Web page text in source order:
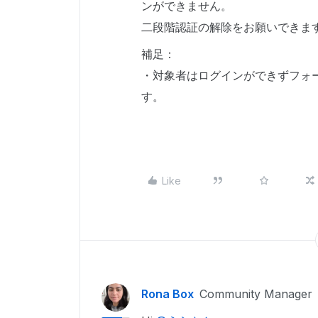
ンができません。
二段階認証の解除をお願いできま
補足：
・対象者はログインができずフ
す。
Like
Rona Box Community Manager